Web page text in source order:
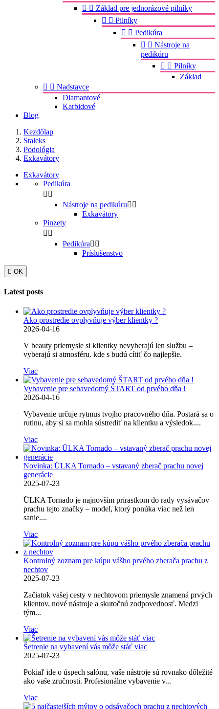
  Základ pre jednorázové pilníky
  Pilníky
  Pedikúra
  Nástroje na
pedikúru
  Pilníky
Základ
  Nadstavce
Diamantové
Karbidové
Blog
Kezdőlap
Staleks
Podológia
Exkavátory
Exkavátory
Pedikúra
 
Nástroje na pedikúru 
Exkavátory
Pinzety
 
Pedikúra 
Príslušenstvo
 OK
Latest posts
Ako prostredie ovplyvňuje výber klientky ?
2026-04-16
V beauty priemysle si klientky nevyberajú len službu –
vyberajú si atmosféru. kde s budú cítiť čo najlepšie.
Viac
Vybavenie pre sebavedomý ŠTART od prvého dňa !
2026-04-16
Vybavenie určuje rytmus tvojho pracovného dňa. Postará sa o
rutinu, aby si sa mohla sústrediť na klientku a výsledok....
Viac
Novinka: ÜLKA Tornado – vstavaný zberač prachu novej
generácie
2025-07-23
ÜLKA Tornado je najnovším prírastkom do rady vysávačov
prachu tejto značky – model, ktorý ponúka viac než len
sanie....
Viac
Kontrolný zoznam pre kúpu vášho prvého zberača prachu z
nechtov
2025-07-23
Začiatok vašej cesty v nechtovom priemysle znamená prvých
klientov, nové nástroje a skutočnú zodpovednosť. Medzi
tým...
Viac
Šetrenie na vybavení vás môže stáť viac
2025-07-23
Pokiaľ ide o úspech salónu, vaše nástroje sú rovnako dôležité
ako vaše zručnosti. Profesionálne vybavenie v...
Viac